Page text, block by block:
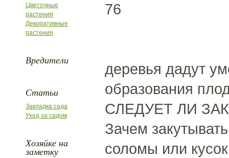
Цветочные
растения
Декоративные
растения
Вредители
Статьи
Закладка сада
Уход за садом
Хозяйке на
заметку
76
деревья дадут
образования
СЛЕДУЕТ ЛИ
Зачем
соломы или